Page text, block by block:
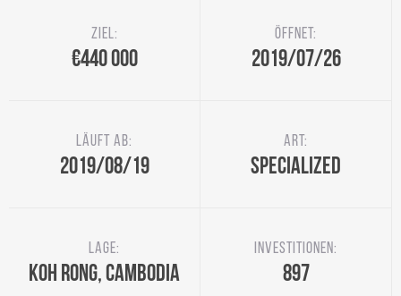
Ziel:
€440 000
Öffnet:
2019/07/26
Läuft ab:
2019/08/19
Art:
Specialized
Lage:
Koh Rong, Cambodia
Investitionen:
897